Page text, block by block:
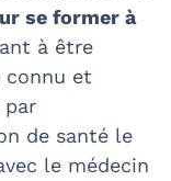
se former à
à être
connu et
par
de santé le
le médecin